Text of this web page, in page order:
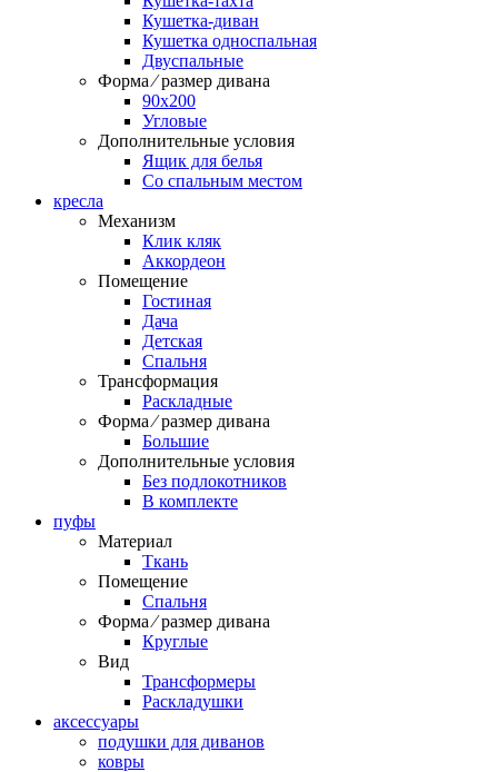
Кушетка-диван
Кушетка односпальная
Двуспальные
Форма ⁄ размер дивана
90х200
Угловые
Дополнительные условия
Ящик для белья
Со спальным местом
кресла
Механизм
Клик кляк
Аккордеон
Помещение
Гостиная
Дача
Детская
Спальня
Трансформация
Раскладные
Форма ⁄ размер дивана
Большие
Дополнительные условия
Без подлокотников
В комплекте
пуфы
Материал
Ткань
Помещение
Спальня
Форма ⁄ размер дивана
Круглые
Вид
Трансформеры
Раскладушки
аксессуары
подушки для диванов
ковры